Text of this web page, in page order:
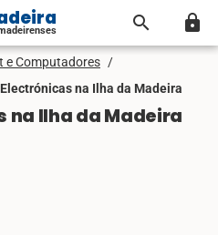
search lock
e Computadores /
na Ilha da Madeira
na Ilha da Madeira